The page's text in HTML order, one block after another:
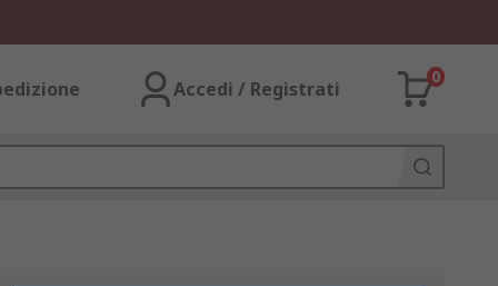
Accedi / Registrati
0